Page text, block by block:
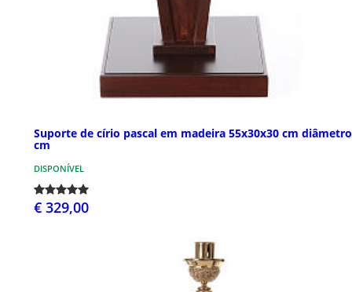
Suporte de círio pascal em madeira 55x30x30 cm
cm
DISPONÍVEL
€ 329,00